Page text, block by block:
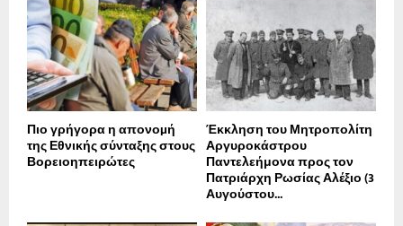
Πιο γρήγορα η απονοµή
της Εθνικής σύνταξης στους
Βορειοηπειρώτες
Έκκληση του Μητροπολίτη
Αργυροκάστρου
Παντελεήμονα προς τον
Πατριάρχη Ρωσίας Αλέξιο (3
Αυγούστου...